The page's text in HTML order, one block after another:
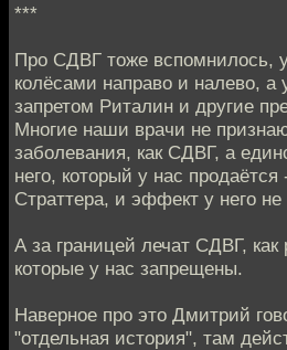
***
Про СДВГ тоже вспомнилось,
колёсами направо и налево, а
запретом Риталин и другие
Многие наши врачи не
заболевания, как СДВГ, а
него, который у нас
Страттера, и эффект у него не
А за границей лечат СДВГ, как
которые у нас запрещены.
Наверное про это Дмитрий
"отдельная история", там